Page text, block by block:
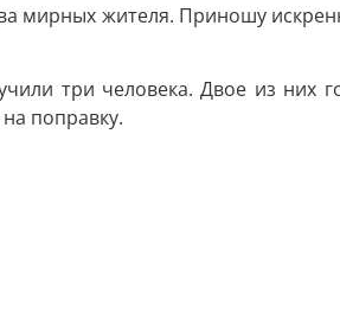
мирных жителя. Приношу
три человека. Двое из
поправку.